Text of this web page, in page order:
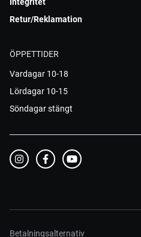
Retur/Reklamation
ÖPPETTIDER
Vardagar 10-18
Lördagar 10-15
Söndagar stängt
Betalningsalternativ